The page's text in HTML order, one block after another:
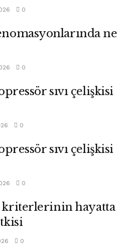
0
ne
0
sıvı çelişkisi
0
sıvı çelişkisi
0
kriterlerinin hayatta
0